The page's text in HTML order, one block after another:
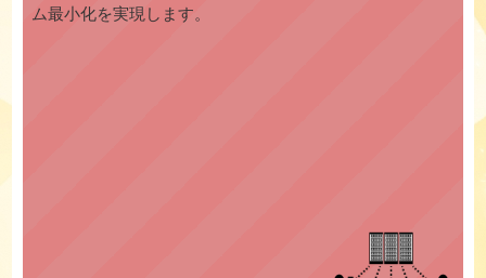
ム最小化を実現します。